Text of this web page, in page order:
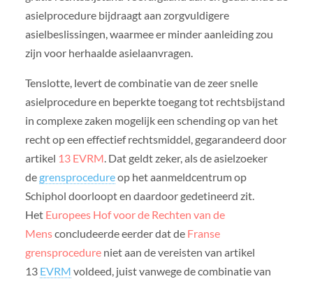
asielprocedure bijdraagt aan zorgvuldigere
asielbeslissingen, waarmee er minder aanleiding zou
zijn voor herhaalde asielaanvragen.
Tenslotte, levert de combinatie van de zeer snelle
asielprocedure en beperkte toegang tot rechtsbijstand
in complexe zaken mogelijk een schending op van het
recht op een effectief rechtsmiddel, gegarandeerd door
artikel 13 EVRM. Dat geldt zeker, als de asielzoeker
de grensprocedureop het aanmeldcentrum op
Schiphol doorloopt en daardoor gedetineerd zit.
Het Europees Hof voor de Rechten van de
Mensconcludeerde eerder dat de Franse
grensprocedureniet aan de vereisten van artikel
13 EVRM voldeed, juist vanwege de combinatie van